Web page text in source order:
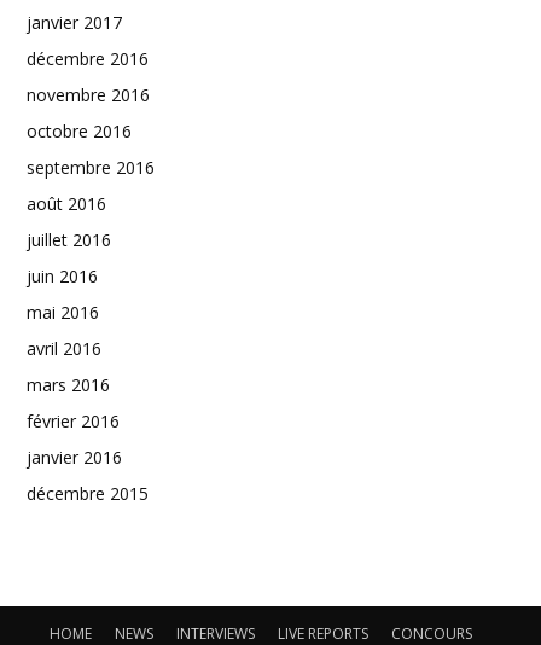
janvier 2017
décembre 2016
novembre 2016
octobre 2016
septembre 2016
août 2016
juillet 2016
juin 2016
mai 2016
avril 2016
mars 2016
février 2016
janvier 2016
décembre 2015
HOME NEWS INTERVIEWS LIVE REPORTS CONCOURS